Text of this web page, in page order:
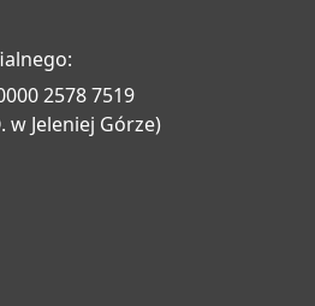
2578 7519
w Jeleniej Górze)